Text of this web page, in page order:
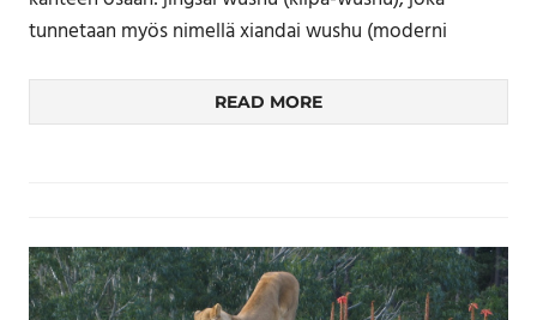
tunnetaan myös nimellä xiandai wushu (moderni
READ MORE